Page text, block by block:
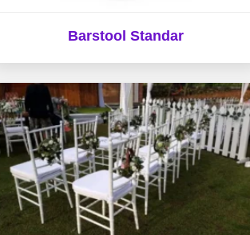
Barstool Standar